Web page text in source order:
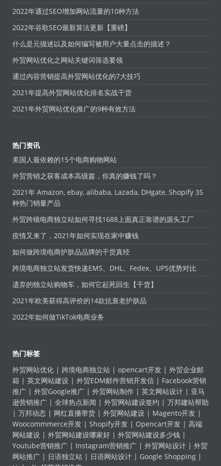
2022年通过SEO增加网站流量的10种方法
2022年谷歌SEO最新算法更新【重磅】
什么是元描述以及如何编写被用户大量点击的描述？
外贸网站优化之网站关键词筛选要领
通过内容营销提高外贸网站优化的7大技巧
2021年提高外贸网站优化排名实战干货
2021年外贸网站优化推广的9种有效方法
热门资讯
美国人最依赖的15个电商购物网站
外贸营销之获客成本高级篇，你真的赚钱了吗？
2021年 Amazon, ebay, alibaba, Lazada, DHgate, Shopify 35
种热门销量产品
外贸跨镜电商独立站如何寻找1688上面真正靠谱的源头工厂
疫情又来了，2021年如何实现在家中赚钱
如何做跨境电商护肤品品牌的干货真经
跨境电商独立站发货快递EMS、DHL、Fedex、UPS优势对比
遗弃的独立站购物车，如何它起死回生【干货】
2021年欧美获得高评价的14款抗衰老护肤品
2022年如何做TikTok电商业务
热门标签
外贸网站优化 | 跨境电商独立站 | opencart开发 | 外贸企业邮
箱 | 英文网站建设 | 外贸EDM邮件营销开发信 | Facebook营销
推广 | 外贸Google推广 | 外贸网站制作 | 英文网站设计 | 亚马
逊营销推广 | 全球热点新闻 | 外贸网站建设签约 | 万邦建站帮助
| 万邦动态 | 网红直播带货 | 外贸网站建设 | Magento开发 |
Woocommmerce开发 | Shopify开发 | Opencart开发 | 高端
网站建设 | 外贸网站建设哪家好 | 外贸网站建设多少钱 |
Youtube营销推广 | Instagram营销推广 | 外贸网站设计 | 外贸
网站推广 | 日语独立站 | 日语网站设计 | Google Shopping |